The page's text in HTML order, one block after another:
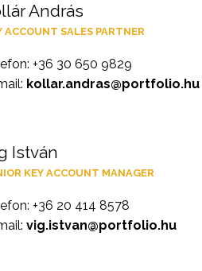
András
ACCOUNT SALES PARTNER
+36 30 650 9829
kollar.andras@portfolio.hu
István
KEY ACCOUNT MANAGER
+36 20 414 8578
vig.istvan@portfolio.hu